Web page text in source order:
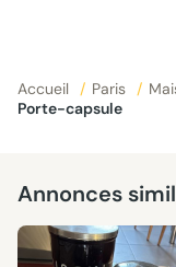
Accueil / Paris /
Porte-capsule
Annonces